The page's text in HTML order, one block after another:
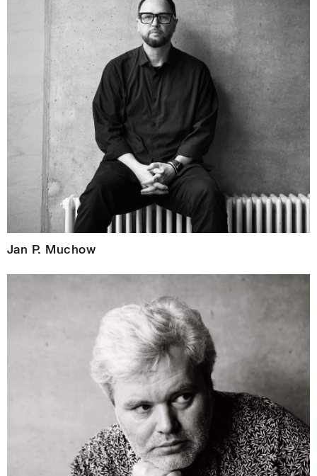
Jan P. Muchow